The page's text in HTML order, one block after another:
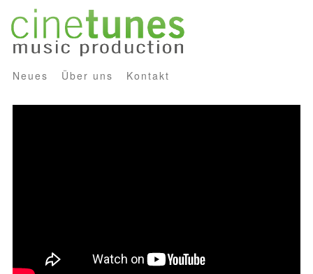
Neues Über uns Kontakt